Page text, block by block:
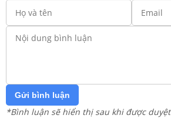
Gửi bình luận
*Bình luận sẽ hiển thị sau khi được duyệt